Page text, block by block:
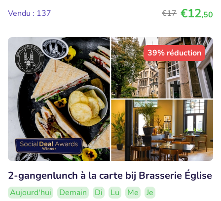
Vendu : 137
€17 €12,50
39% réduction
2-gangenlunch à la carte bij Brasserie Église
Aujourd'hui Demain Di Lu Me
Je